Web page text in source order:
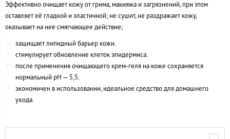
Эффективно очищает кожу от грима, макияжа и загрязнений, при этом
оставляет её гладкой и эластичной; не сушит, не раздражает кожу,
оказывает на нее смягчающее действие;
защищает липидный барьер кожи.
стимулирует обновление клеток эпидермиса.
после применения очищающего крем-геля на коже сохраняется
нормальный рН — 5,5.
экономичен в использовании, идеальное средство для домашнего
ухода.